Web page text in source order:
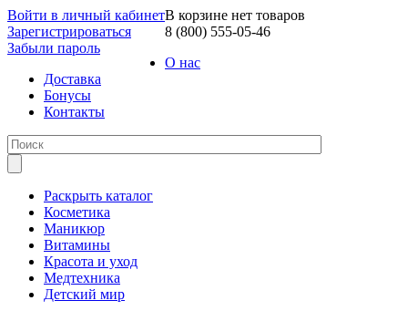
Войти в личный кабинет
Зарегистрироваться
Забыли пароль
В корзине нет товаров
8 (800) 555-05-46
О нас
Доставка
Бонусы
Контакты
Раскрыть каталог
Косметика
Маникюр
Витамины
Красота и уход
Медтехника
Детский мир